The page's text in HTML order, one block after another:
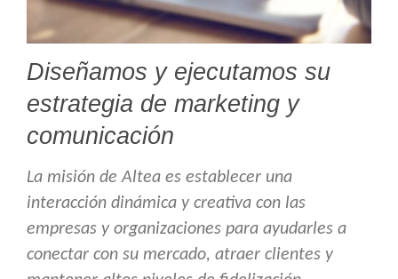
Diseñamos y ejecutamos su
estrategia de marketing y
comunicación
La misión de Altea es establecer una
interacción dinámica y creativa con las
empresas y organizaciones para ayudarles a
conectar con su mercado, atraer clientes y